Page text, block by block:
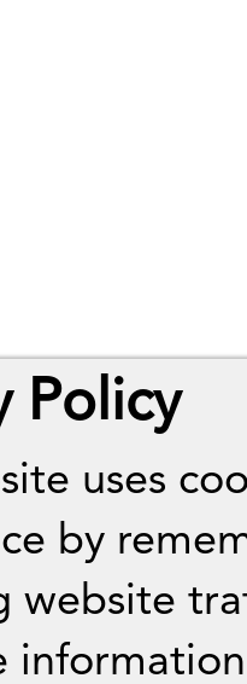
Policy
uses
by
website